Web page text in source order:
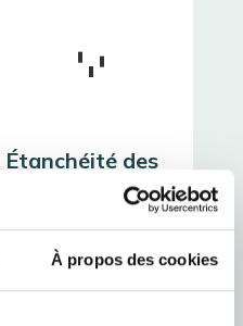
À propos des cookies
Étanchéité des
points singuliers
Installation de noues,
de cheminée. Nous